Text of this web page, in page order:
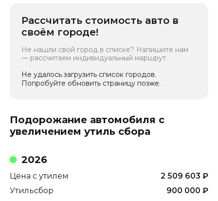
Рассчитать стоимость авто в
своём городе!
Не нашли свой город в списке? Напишите нам
— рассчитаем индивидуальный маршрут.
Не удалось загрузить список городов.
Попробуйте обновить страницу позже.
Подорожание автомобиля с
увеличением утиль сбора
2026
Цена с утилем 2 509 603 ₽
Утильсбор
900 000 ₽